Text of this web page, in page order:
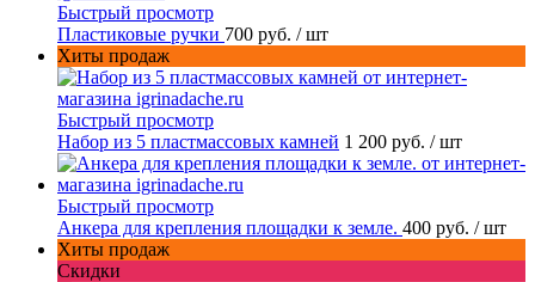
Быстрый просмотр
Пластиковые ручки 700 руб. / шт
Хиты продаж
Быстрый просмотр
Набор из 5 пластмассовых камней 1 200 руб. / шт
Быстрый просмотр
Анкера для крепления площадки к земле. 400 руб. / шт
Хиты продаж
Скидки